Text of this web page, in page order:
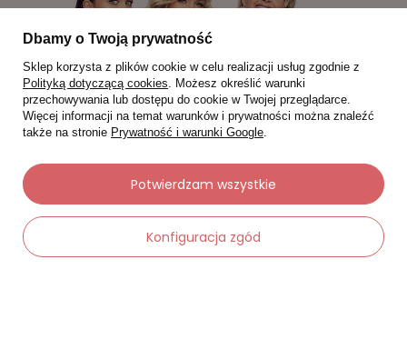
Moje zamówienia
Status zamówienia
Dbamy o Twoją prywatność
Sklep korzysta z plików cookie w celu realizacji usług zgodnie z
Polityką dotyczącą cookies. Możesz określić warunki
przechowywania lub dostępu do cookie w Twojej przeglądarce.
Więcej informacji na temat warunków i prywatności można znaleźć
także na stronie Prywatność i warunki Google.
Konfiguracja zgód
Potwierdzam wszystkie